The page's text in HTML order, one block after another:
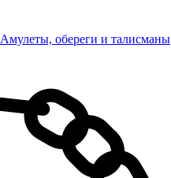
Амулеты, обереги и талисманы